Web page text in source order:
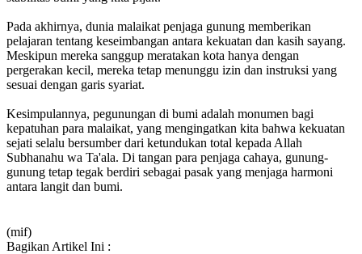
Pada akhirnya, dunia malaikat penjaga gunung memberikan
pelajaran tentang keseimbangan antara kekuatan dan kasih sayang.
Meskipun mereka sanggup meratakan kota hanya dengan
pergerakan kecil, mereka tetap menunggu izin dan instruksi yang
sesuai dengan garis syariat.
Kesimpulannya, pegunungan di bumi adalah monumen bagi
kepatuhan para malaikat, yang mengingatkan kita bahwa kekuatan
sejati selalu bersumber dari ketundukan total kepada Allah
Subhanahu wa Ta'ala. Di tangan para penjaga cahaya, gunung-
gunung tetap tegak berdiri sebagai pasak yang menjaga harmoni
antara langit dan bumi.
(mif)
Bagikan Artikel Ini :